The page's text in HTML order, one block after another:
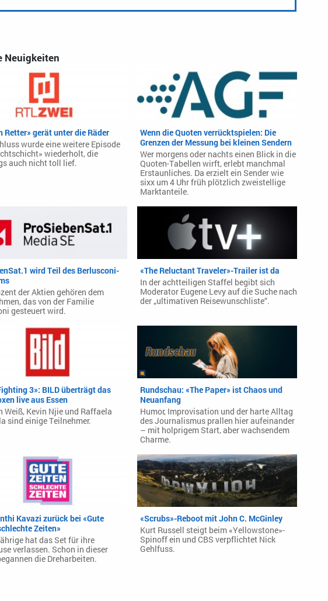
Neuigkeiten
Retter» gerät unter die Räder
wurde eine weitere Episode
wiederholt, die
auch nicht toll lief.
Wenn die Quoten verrücktspielen: Die
Grenzen der Messung bei kleinen Sendern
Wer morgens oder nachts einen Blick in die
Quoten-Tabellen wirft, erlebt manchmal
Erstaunliches. Da erzielt ein Sender wie
sixx um 4 Uhr früh plötzlich zweistellige
Marktanteile.
wird Teil des Berlusconi-
der Aktien gehören dem
das von der Familie
gesteuert wird.
«The Reluctant Traveler»-Trailer ist da
In der achtteiligen Staffel begibt sich
Moderator Eugene Levy auf die Suche nach
der „ultimativen Reisewunschliste“.
3»: BILD überträgt das
live aus Essen
Weiß, Kevin Njie und Raffaela
sind einige Teilnehmer.
Rundschau: «The Paper» ist Chaos und
Neuanfang
Humor, Improvisation und der harte Alltag
des Journalismus prallen hier aufeinander
– mit holprigem Start, aber wachsendem
Charme.
Kavazi zurück bei «Gute
Zeiten»
hat das Set für ihre
verlassen. Schon in dieser
die Dreharbeiten.
«Scrubs»-Reboot mit John C. McGinley
Kurt Russell steigt beim «Yellowstone»-
Spinoff ein und CBS verpflichtet Nick
Gehlfuss.